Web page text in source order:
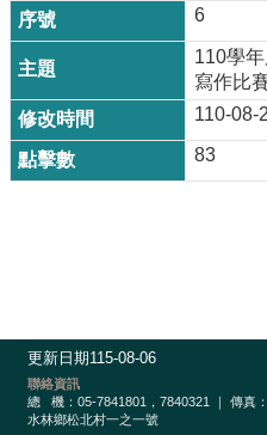
生
涯
輔
招
生
資
交
通
資
6
110學
寫作比
110-08-
83
更新日期115-08-06
聯絡資訊
總
機：05-7841801，7840321 ｜ 傳真
水林鄉松北村一之一號